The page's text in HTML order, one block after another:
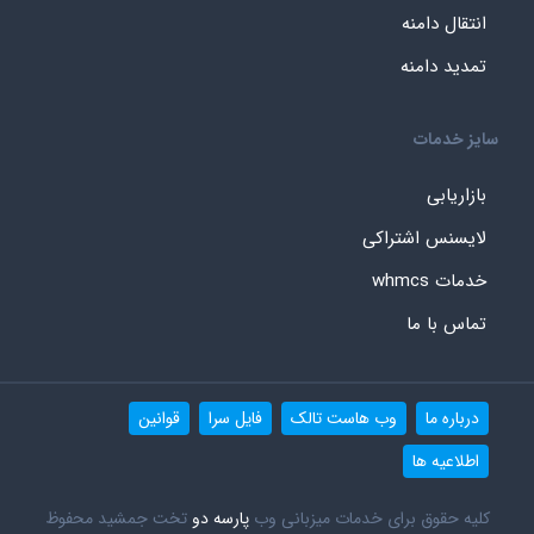
انتقال دامنه
تمدید دامنه
سایز خدمات
بازاریابی
لایسنس اشتراکی
خدمات whmcs
تماس با ما
درباره ما وب هاست تالک فایل سرا
قوانین
اطلاعیه ها
کلیه حقوق برای خدمات میزبانی وبپارسه دو تخت جمشید محفوظ